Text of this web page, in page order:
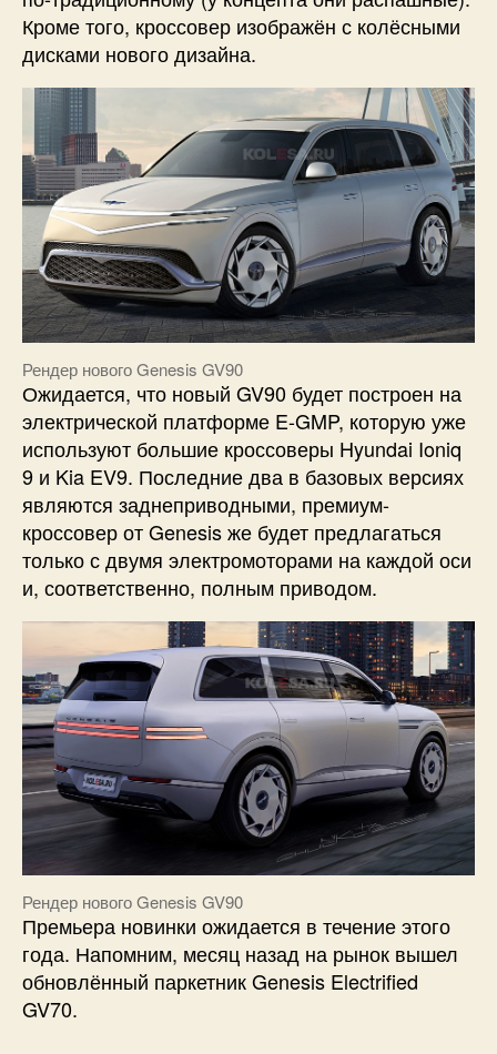
Кроме того, кроссовер изображён с колёсными
дисками нового дизайна.
Рендер нового Genesis GV90
Ожидается, что новый GV90 будет построен на
электрической платформе E-GMP, которую уже
используют большие кроссоверы Hyundai Ioniq
9 и Kia EV9. Последние два в базовых версиях
являются заднеприводными, премиум-
кроссовер от Genesis же будет предлагаться
только с двумя электромоторами на каждой оси
и, соответственно, полным приводом.
Рендер нового Genesis GV90
Премьера новинки ожидается в течение этого
года. Напомним, месяц назад на рынок вышел
обновлённый паркетник Genesis Electrified
GV70.